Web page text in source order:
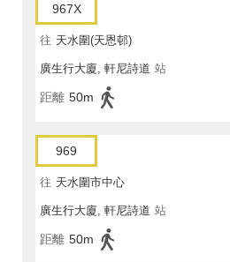
967X
往 天水圍(天恩邨)
廣生行大廈, 軒尼詩道 站
距離 50m
969
往 天水圍市中心
廣生行大廈, 軒尼詩道 站
距離 50m